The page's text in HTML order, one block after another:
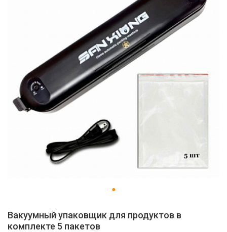
Вакуумный упаковщик для продуктов в
комплекте 5 пакетов